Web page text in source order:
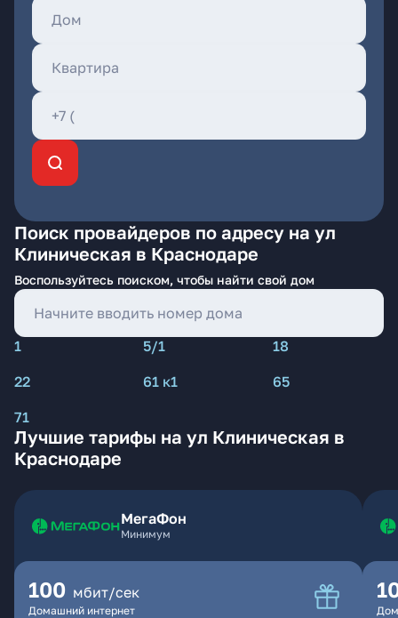
Поиск провайдеров по адресу на ул
Клиническая в Краснодаре
Воспользуйтесь поиском, чтобы найти свой дом
1 5/1
18
22
61 к1
65
71
Лучшие тарифы на ул Клиническая в
Краснодаре
МегаФон
Минимум
100 мбит/сек
Домашний интернет